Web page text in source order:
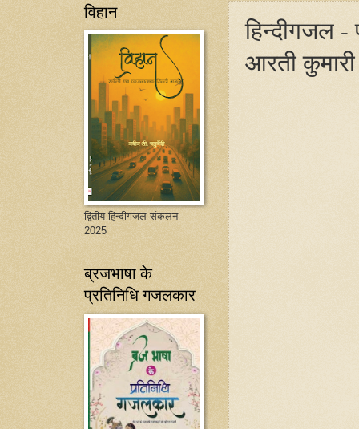
हिन्दीगजल -
आरती कुमारी
विहान
द्वितीय हिन्दीगजल संकलन -
2025
ब्रजभाषा के
प्रतिनिधि गजलकार